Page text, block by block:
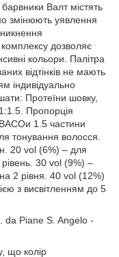
Валт містять
змінюють уявлення
дозволяє
кольори. Палітра
відтінків не мають
індивідуально
Протеїни шовку,
Пропорція
1.5 частини
тонування волосся.
20 vol (6%) – для
рівень. 30 vol (9%) –
2 рівня. 40 vol (12%)
з висвітленням до 5
da Piane S. Angelo -
що колір